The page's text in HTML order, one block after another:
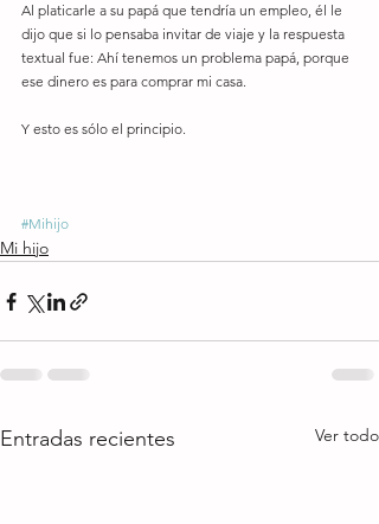
Al platicarle a su papá que tendría un empleo, él le
dijo que si lo pensaba invitar de viaje y la respuesta
textual fue: Ahí tenemos un problema papá, porque
ese dinero es para comprar mi casa.
Y esto es sólo el principio.
#Mihijo
Mi hijo
Entradas recientes Ver todo